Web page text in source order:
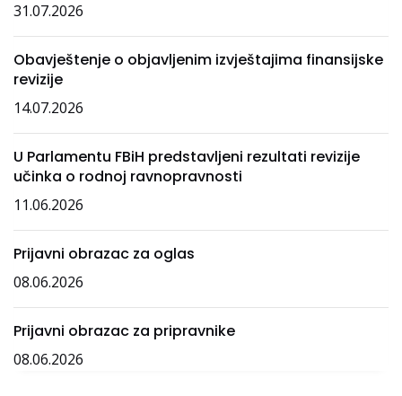
31.07.2026
Obavještenje o objavljenim izvještajima finansijske
revizije
14.07.2026
U Parlamentu FBiH predstavljeni rezultati revizije
učinka o rodnoj ravnopravnosti
11.06.2026
Prijavni obrazac za oglas
08.06.2026
Prijavni obrazac za pripravnike
08.06.2026